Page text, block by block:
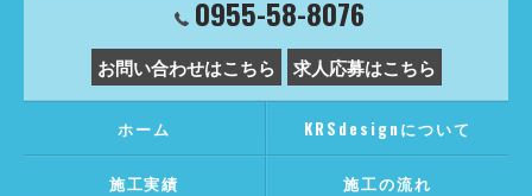
0955-58-8076
お問い合わせはこちら 求人応募はこちら
ホーム KRSdesignについて
施工実績 施工の流れ